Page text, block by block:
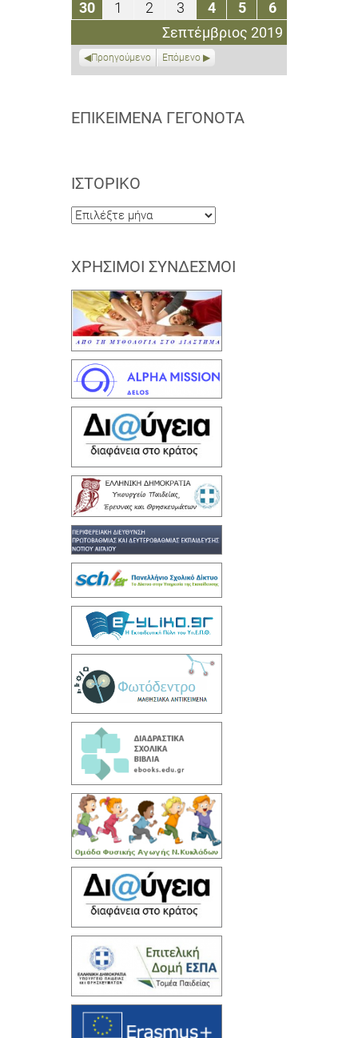
Σεπτέμβριος 2019
2019201920192019201920192019
3030
Σεπτεμβρίου
1
Οκτωβρίου
2
Οκτωβρίου
2019
3
Οκτωβρίου
2019
44
Οκτωβρίου
2019
55
Οκτωβρίου
2019
66
Οκτωβρίου
2019
Προηγούμενο Επόμενο
ΕΠΙΚΕΊΜΕΝΑ ΓΕΓΟΝΌΤΑ
ΙΣΤΟΡΙΚΌ
Ιστορικό
ΧΡΉΣΙΜΟΙ ΣΎΝΔΕΣΜΟΙ